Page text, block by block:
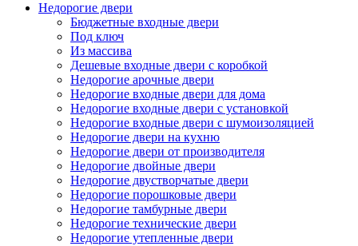
Недорогие двери
Бюджетные входные двери
Под ключ
Из массива
Дешевые входные двери с коробкой
Недорогие арочные двери
Недорогие входные двери для дома
Недорогие входные двери с установкой
Недорогие входные двери с шумоизоляцией
Недорогие двери на кухню
Недорогие двери от производителя
Недорогие двойные двери
Недорогие двустворчатые двери
Недорогие порошковые двери
Недорогие тамбурные двери
Недорогие технические двери
Недорогие утепленные двери